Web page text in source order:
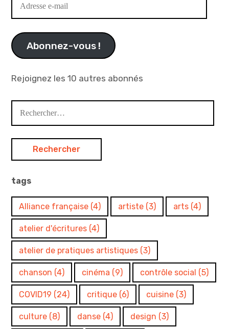
e-
Abonnez-vous !
Rejoignez les 10 autres abonnés
tags
Alliance française (4) artiste (3) arts (4)
atelier d'écritures (4)
atelier de pratiques artistiques (3)
chanson (4) cinéma (9) contrôle social (5)
COVID19 (24) critique (6) cuisine (3)
culture (8) danse (4) design (3)